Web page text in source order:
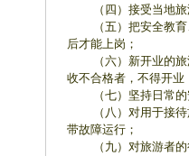
（四）接受当地旅游
（五）把安全教育、
后才能上岗；
（六）新开业的旅游
收不合格者，不得开业
（七）坚持日常的安
（八）对用于接待旅
带故障运行；
（九）对旅游者的